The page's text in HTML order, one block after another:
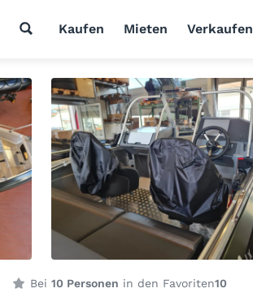
Kaufen Mieten Verkaufen
Bei 10 Personen in den Favoriten10